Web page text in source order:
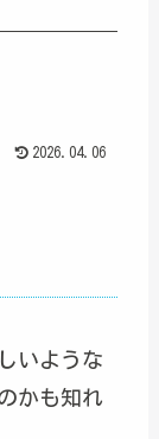
2026.04.06
いような
かも知れ